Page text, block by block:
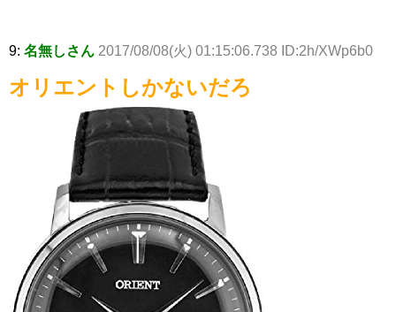
9: 名無しさん 2017/08/08(火) 01:15:06.738 ID:2h/XWp6b0
オリエントしかないだろ